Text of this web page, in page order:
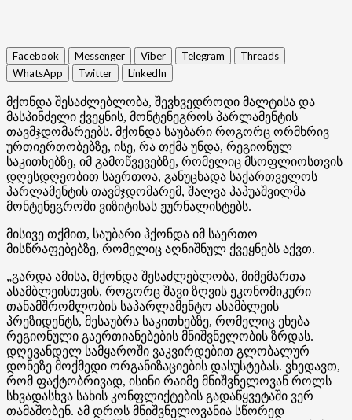
Facebook Messenger Viber Telegram
Threads
WhatsApp
Twitter LinkedIn
მქონდა შესაძლებლობა, შევხვედროდი მალტისა და
მასპინძელი ქვეყნის, მონტენეგროს პარლამენტის
თავმჯდომარეებს. მქონდა საუბარი როგორც ორმხრივ
ურთიერთობებზე, ისე, რა თქმა უნდა, რეგიონულ
საკითხებზე, იმ გამოწვევებზე, რომელიც მსოფლიოსთვის
დღესდღეობით საერთოა, განუცხადა საქართველოს
პარლამენტის თავმჯდომარემ, შალვა პაპუაშვილმა
მონტენეგროში ვიზიტისას ჟურნალისტებს.
მისივე თქმით, საუბარი ჰქონდა იმ საერთო
მისწრაფებებზე, რომელიც აღნიშნულ ქვეყნებს აქვთ.
„გარდა ამისა, მქონდა შესაძლებლობა, მიმემართა
ასამბლეისთვის, როგორც შავი ზღვის ეკონომიკური
თანამშრომლობის საპარლამენტო ასამბლეის
პრეზიდენტს, მესაუბრა საკითხებზე, რომელიც ეხება
რეგიონული გაერთიანებების მნიშვნელობის ზრდას.
დღევანდელ სამყაროში ვაკვირდებით გლობალურ
დონეზე მოქმედი ორგანიზაციების დასუსტებას. ვხედავთ,
რომ ფაქტობრივად, ისინი რაიმე მნიშვნელოვან როლს
სხვადასხვა სახის კონფლიქტების გადაწყვეტაში ვერ
თამაშობენ. ამ დროს მნიშვნელოვანია სწორედ